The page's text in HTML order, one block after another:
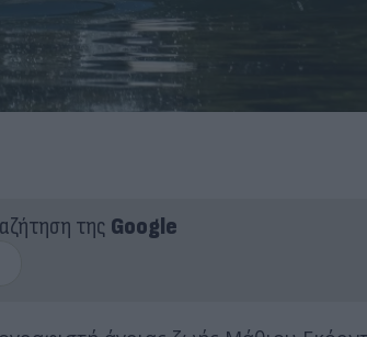
της Google